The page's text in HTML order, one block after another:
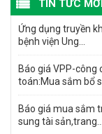
TIN TỨC
Ứng dụng truyền
bệnh viện Ung...
Báo giá VPP-
toán:Mua sắm bổ
Báo giá mua sắm
sung tài sản,trang...